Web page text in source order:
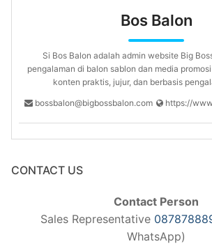
Bos Balon
Si Bos Balon adalah admin website Big
pengalaman di balon sablon dan media
konten praktis, jujur, dan berbasis
bossbalon@bigbossbalon.com
https://
CONTACT US
Contact Person
Sales Representative
WhatsApp)